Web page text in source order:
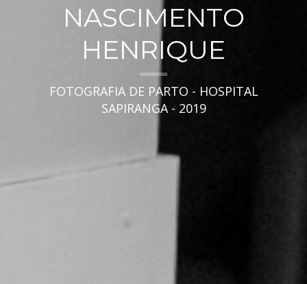
NASCIMENTO
HENRIQUE
FOTOGRAFIA DE PARTO - HOSPITAL
SAPIRANGA - 2019